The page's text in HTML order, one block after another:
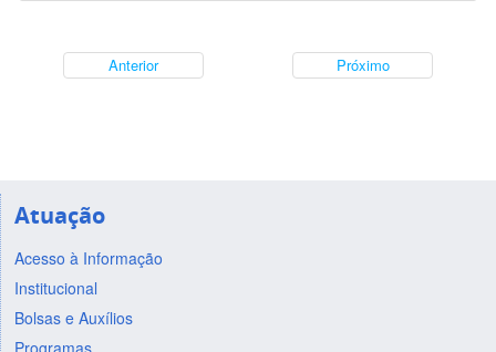
Anterior Próximo
Atuação
Acesso à Informação
Institucional
Bolsas e Auxílios
Programas